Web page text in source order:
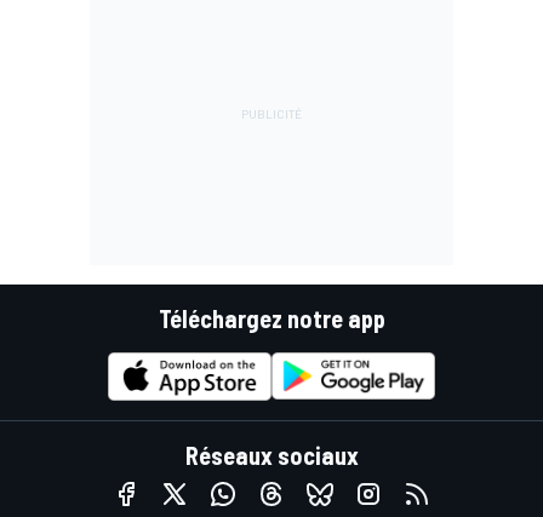
Téléchargez notre app
Réseaux sociaux